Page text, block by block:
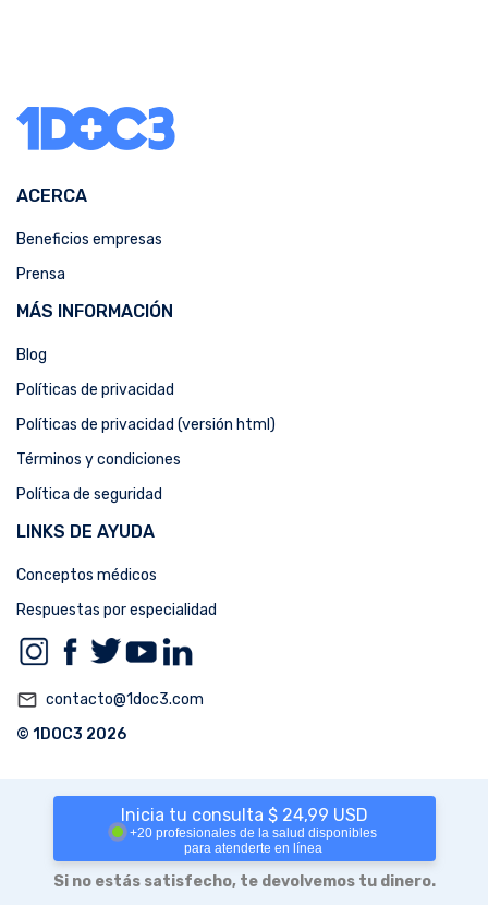
Inicia tu consulta $ 24,99 USD
+20 profesionales de la salud disponibles
para atenderte en línea
Si no estás satisfecho, te devolvemos tu dinero.
ACERCA
Beneficios empresas
Prensa
MÁS INFORMACIÓN
Blog
Políticas de privacidad
Políticas de privacidad (versión html)
Términos y condiciones
Política de seguridad
LINKS DE AYUDA
Conceptos médicos
Respuestas por especialidad
mail_outline contacto@1doc3.com
© 1DOC3 2026